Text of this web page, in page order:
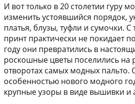
И вот только в 20 столетии гуру
изменить устоявшийся порядок,
платья, блузы, туфли и сумочки. С
принт практически не покидает
году они превратились в
роскошные цветы поселились на
отворотах самых модных пальто.
особенностью нового модного
крупные узоры в виде вышивки и